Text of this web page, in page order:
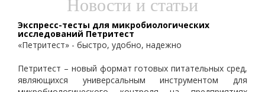
Новости и статьи
Экспресс-тесты для микробиологических
исследований Петритест
«Петритест» - быстро, удобно, надежно
Петритест – новый формат готовых питательных сред,
являющихся универсальным инструментом для